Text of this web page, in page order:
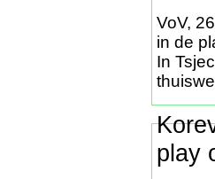
VoV,
in de
In
play